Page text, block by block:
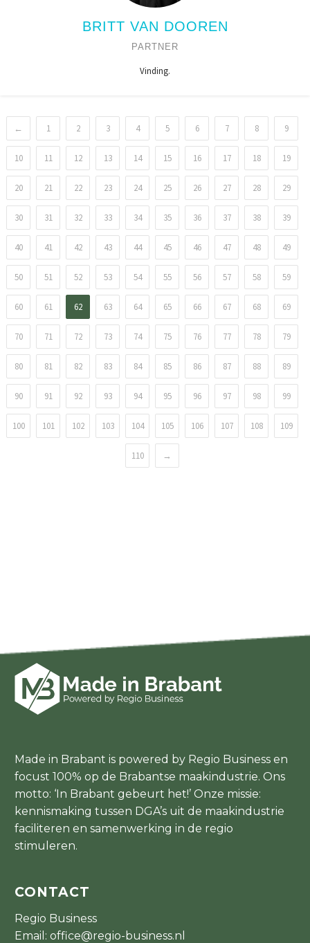
BRITT VAN DOOREN
PARTNER
Vinding.
← 1 2 3 4 5 6 7 8 9
10 11 12 13 14 15 16 17 18 19
20 21 22 23 24 25 26 27 28 29
30 31 32 33 34 35 36 37 38 39
40 41 42 43 44 45 46 47 48 49
50 51 52 53 54 55 56 57 58 59
60 61 62 63 64 65 66 67 68 69
70 71 72 73 74 75 76 77 78 79
80 81 82 83 84 85 86 87 88 89
90 91 92 93 94 95 96 97 98 99
100 101 102 103 104 105 106 107 108 109
110 →
Made in Brabant is powered by Regio Business en
focust 100% op de Brabantse maakindustrie. Ons
motto: ‘In Brabant gebeurt het!’ Onze missie:
kennismaking tussen DGA’s uit de maakindustrie
faciliteren en samenwerking in de regio
stimuleren.
CONTACT
Regio Business
Email: office@regio-business.nl